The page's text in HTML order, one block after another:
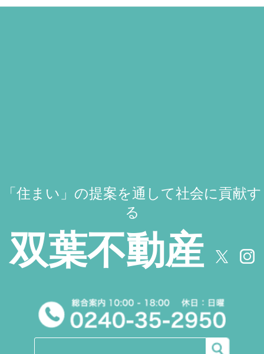
「住まい」の提案を通して社会に貢献す
る
双葉不動産